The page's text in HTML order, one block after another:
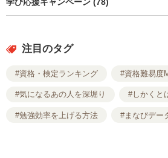
学び応援キャンペーン (78)
注目のタグ
#資格・検定ランキング #資格難易度
#気になるあの人を深堀り #しかくと
#勉強効率を上げる方法 #まなびデー